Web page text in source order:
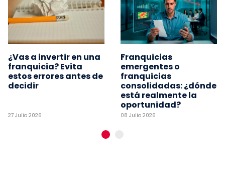
¿Vas a invertir en una
franquicia? Evita
estos errores antes de
decidir
27 Julio 2026
Franquicias
emergentes o
franquicias
consolidadas: ¿dónde
está realmente la
oportunidad?
08 Julio 2026